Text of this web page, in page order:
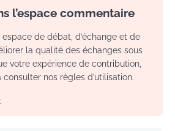
l’espace commentaire
espace de débat, d’échange et de
la qualité des échanges sous
votre expérience de contribution,
consulter nos règles d’utilisation.